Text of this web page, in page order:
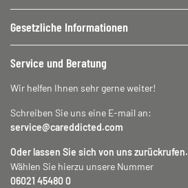
Gesetzliche Informationen
Service und Beratung
Wir helfen Ihnen sehr gerne weiter!
Schreiben Sie uns eine E-mail an:
service@careddicted.com
Oder lassen Sie sich von uns zurückrufen.
Wählen Sie hierzu unsere Nummer
06021 45480 0